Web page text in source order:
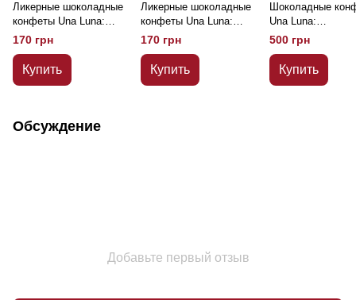
Ликерные шоколадные
конфеты Una Luna:
Цитриновка 120 г
170 грн
Купить
Ликерные шоколадные
конфеты Una Luna:
Смородиновый
спотыкач 120 г
170 грн
Купить
Шоколадные
Una Luna:
500 грн
Купить
Обсуждение
Добавьте первый отзыв